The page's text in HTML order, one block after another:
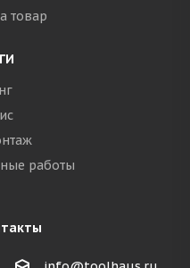
товар
работы